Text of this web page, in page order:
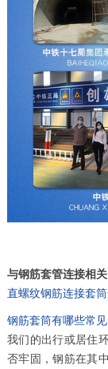
与钢筋套管连接相
直螺纹钢筋连接套
钢筋套筒有哪些常
我们的出行或居住
否牢固，钢筋在其